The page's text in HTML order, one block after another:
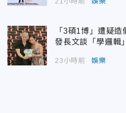
「3碩1博」遭疑
發長文談「學邏輯」
23小時前 娛樂